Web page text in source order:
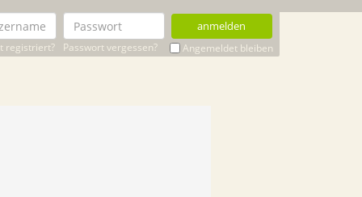
anmelden
registriert? Passwort vergessen? Angemeldet bleiben